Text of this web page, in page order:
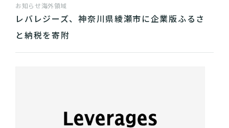
お知らせ海外領域
レバレジーズ、神奈川県綾瀬市に企業版ふるさ
と納税を寄附